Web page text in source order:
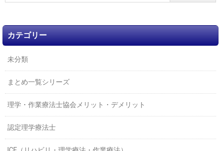
カテゴリー
未分類
まとめ一覧シリーズ
理学・作業療法士協会メリット・デメリット
認定理学療法士